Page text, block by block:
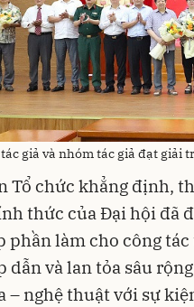
tác giả và nhóm tác giả đạt giải
Tổ chức khẳng định,
thức của Đại hội đã
phần làm cho công
dẫn và lan tỏa sâu
– nghệ thuật với sự